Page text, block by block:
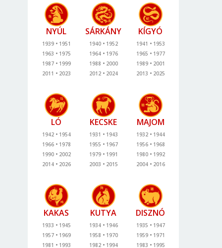
NYÚL
1939
1951
1963
1975
1987
1999
2011
2023
SÁRKÁNY
1940
1952
1964
1976
1988
2000
2012
2024
KÍGYÓ
1941
1953
1965
1977
1989
2001
2013
2025
LÓ
1942
1954
1966
1978
1990
2002
2014
2026
KECSKE
1931
1943
1955
1967
1979
1991
2003
2015
MAJOM
1932
1944
1956
1968
1980
1992
2004
2016
KAKAS
1933
1945
1957
1969
1981
1993
KUTYA
1934
1946
1958
1970
1982
1994
DISZNÓ
1935
1947
1959
1971
1983
1995